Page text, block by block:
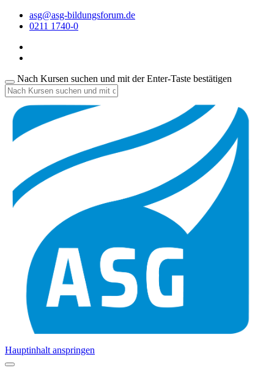
asg@asg-bildungsforum.de
0211 1740-0
Nach Kursen suchen und mit der Enter-Taste bestätigen
Hauptinhalt anspringen